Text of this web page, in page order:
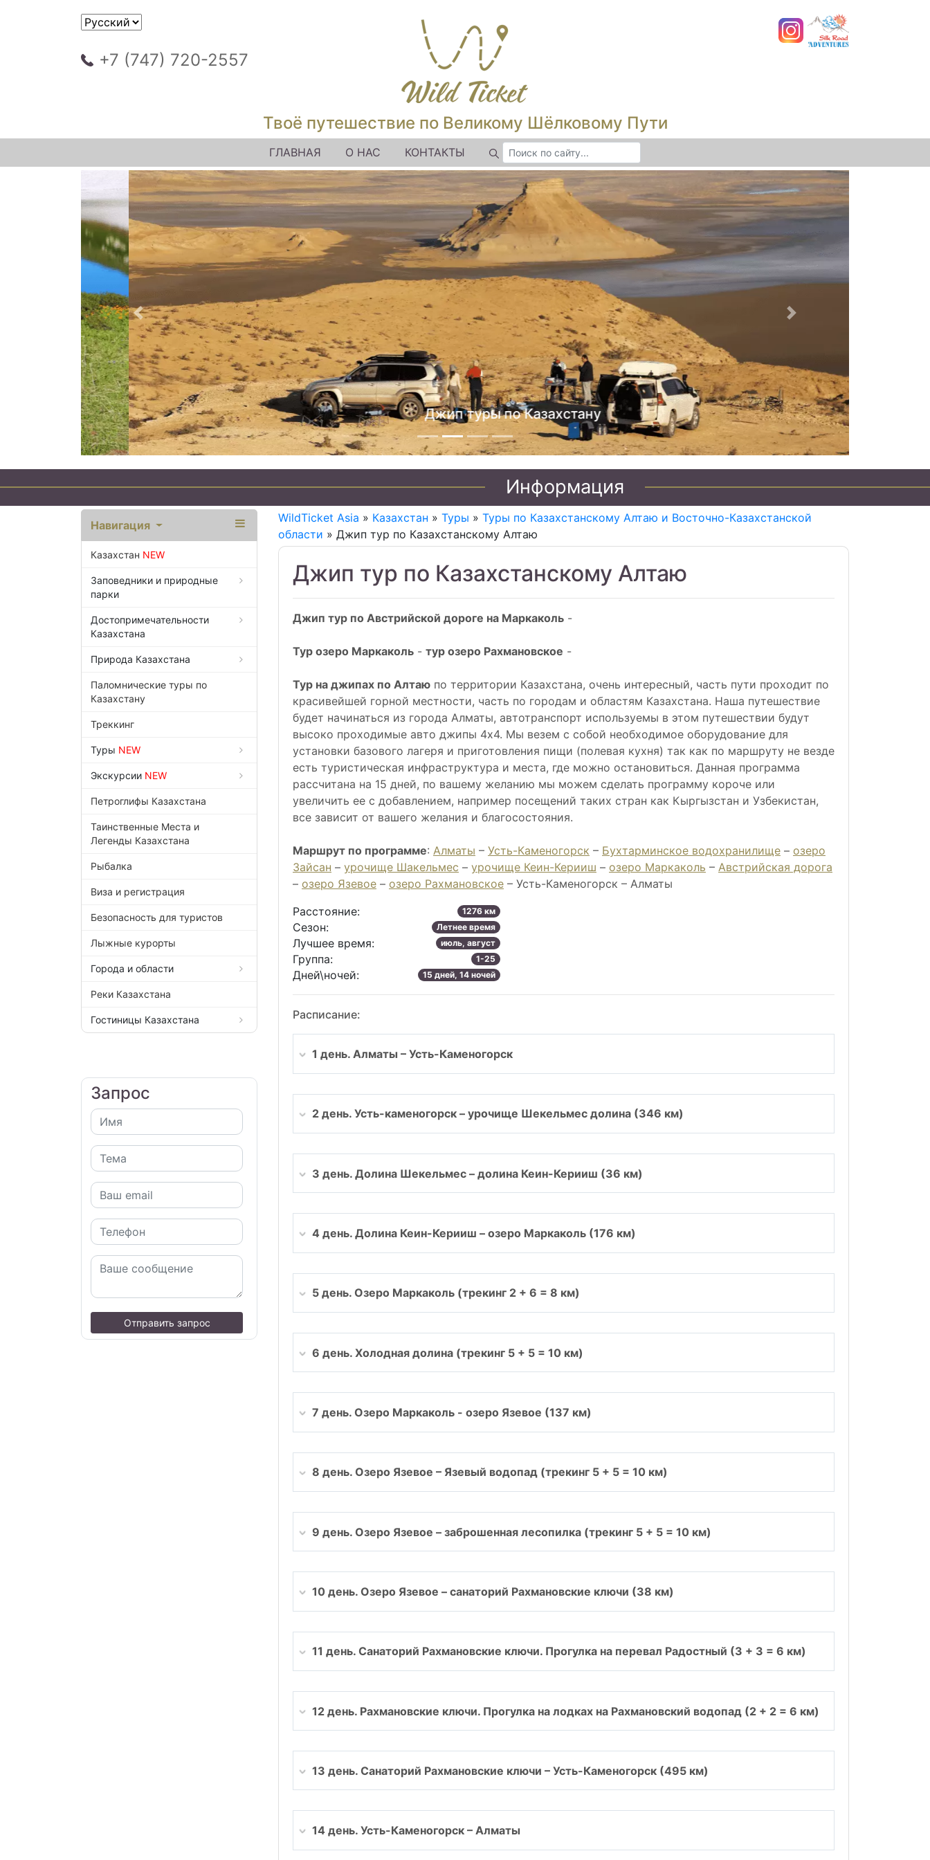
+7 (747) 720-2557
Твоё путешествие по Великому Шёлковому Пути
ГЛАВНАЯ О НАС КОНТАКТЫ
Джип туры по Казахстану
Предыдущий Следующий
Информация
Навигация
Казахстан NEW
Заповедники и природные
парки
Достопримечательности
Казахстана
Природа Казахстана
Паломнические туры по
Казахстану
Треккинг
Туры NEW
Экскурсии NEW
Петроглифы Казахстана
Таинственные Места и
Легенды Казахстана
Рыбалка
Виза и регистрация
Безопасность для туристов
Лыжные курорты
Города и области
Реки Казахстана
Гостиницы Казахстана
Запрос
Отправить запрос
WildTicket Asia » Казахстан » Туры » Туры по Казахстанскому Алтаю и Восточно-Казахстанской
области » Джип тур по Казахстанскому Алтаю
Джип тур по Казахстанскому Алтаю
Джип тур по Австрийской дороге на Маркаколь -
Тур озеро Маркаколь - тур озеро Рахмановское -
Тур на джипах по Алтаю по территории Казахстана, очень интересный, часть пути проходит по
красивейшей горной местности, часть по городам и областям Казахстана. Наша путешествие
будет начинаться из города Алматы, автотранспорт используемы в этом путешествии будут
высоко проходимые авто джипы 4х4. Мы везем с собой необходимое оборудование для
установки базового лагеря и приготовления пищи (полевая кухня) так как по маршруту не везде
есть туристическая инфраструктура и места, где можно остановиться. Данная программа
рассчитана на 15 дней, по вашему желанию мы можем сделать программу короче или
увеличить ее с добавлением, например посещений таких стран как Кыргызстан и Узбекистан,
все зависит от вашего желания и благосостояния.
Маршрут по программе: Алматы – Усть-Каменогорск – Бухтарминское водохранилище – озеро
Зайсан – урочище Шакельмес – урочище Кеин-Керииш – озеро Маркаколь – Австрийская дорога
– озеро Язевое – озеро Рахмановское – Усть-Каменогорск – Алматы
Расстояние:
1276 км
Сезон: Летнее время
Лучшее время: июль, август
Группа: 1-25
Дней\ночей: 15 дней, 14 ночей
Расписание:
1 день. Алматы – Усть-Каменогорск
2 день. Усть-каменогорск – урочище Шекельмес долина (346 км)
3 день. Долина Шекельмес – долина Кеин-Керииш (36 км)
4 день. Долина Кеин-Керииш – озеро Маркаколь (176 км)
5 день. Озеро Маркаколь (трекинг 2 + 6 = 8 км)
6 день. Холодная долина (трекинг 5 + 5 = 10 км)
7 день. Озеро Маркаколь - озеро Язевое (137 км)
8 день. Озеро Язевое – Язевый водопад (трекинг 5 + 5 = 10 км)
9 день. Озеро Язевое – заброшенная лесопилка (трекинг 5 + 5 = 10 км)
10 день. Озеро Язевое – санаторий Рахмановские ключи (38 км)
11 день. Санаторий Рахмановские ключи. Прогулка на перевал Радостный (3 + 3 = 6 км)
12 день. Рахмановские ключи. Прогулка на лодках на Рахмановский водопад (2 + 2 = 6 км)
13 день. Санаторий Рахмановские ключи – Усть-Каменогорск (495 км)
14 день. Усть-Каменогорск – Алматы